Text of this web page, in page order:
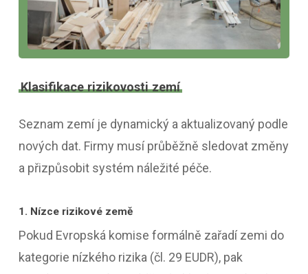
Klasifikace rizikovosti zemí
Seznam zemí je dynamický a aktualizovaný podle
nových dat. Firmy musí průběžně sledovat změny
a přizpůsobit systém náležité péče.
1. Nízce rizikové země
Pokud Evropská komise formálně zařadí zemi do
kategorie nízkého rizika (čl. 29 EUDR), pak